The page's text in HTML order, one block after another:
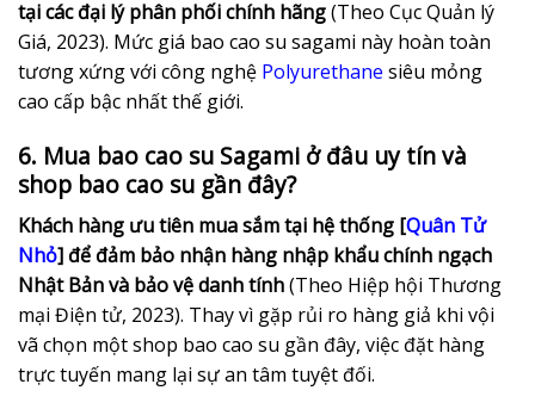
tại các đại lý phân phối chính hãng(Theo Cục Quản lý
Giá, 2023). Mức giá bao cao su sagami này hoàn toàn
tương xứng với công nghệ Polyurethane siêu mỏng
cao cấp bậc nhất thế giới.
6. Mua bao cao su Sagami ở đâu uy tín và
shop bao cao su gần đây?
Khách hàng ưu tiên mua sắm tại hệ thống [Quân Tử
Nhỏ] để đảm bảo nhận hàng nhập khẩu chính ngạch
Nhật Bản và bảo vệ danh tính(Theo Hiệp hội Thương
mại Điện tử, 2023). Thay vì gặp rủi ro hàng giả khi vội
vã chọn một shop bao cao su gần đây, việc đặt hàng
trực tuyến mang lại sự an tâm tuyệt đối.